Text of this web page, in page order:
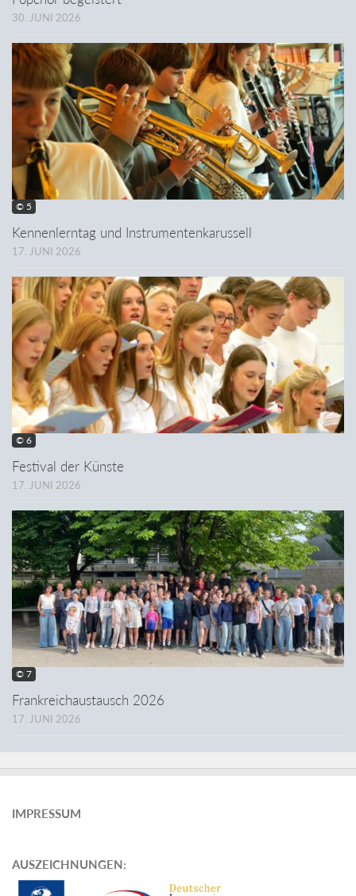
30. JUNI 2026
© 5
Kennenlerntag und Instrumentenkarussell
17. JUNI 2026
© 6
Festival der Künste
17. JUNI 2026
© 7
Frankreichaustausch 2026
17. JUNI 2026
IMPRESSUM
AUSZEICHNUNGEN: